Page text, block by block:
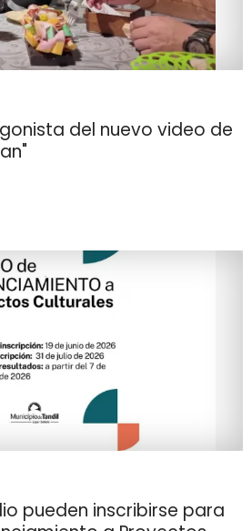
del nuevo video de
pueden inscribirse para